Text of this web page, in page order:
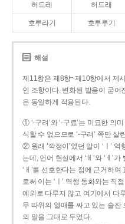
허드레 허드래
호루라기 호루루기
해설
제11항은 제8항~제10항에서 제
인 조항이다. 변화된 발음이 굳어
은 동일하게 적용된다.
① ‘-구려’와 ‘-구료’는 미묘한 의
식할 수 없으므로 ‘-구려’ 쪽만 살
② 원래 ‘깍정이’였던 말이 ‘ㅣ’
는데, 언어 현실에서 ‘ㅐ’와 ‘ㅔ’
‘ㅐ’를 선호한다는 점에 근거하여
로써 이는 ‘ㅣ’ 역행 동화와는 직
예외로 다루지 않고 여기에서 다
무 따위의 열매를 싸고 있는 술잔
의 말을 그대로 두었다.